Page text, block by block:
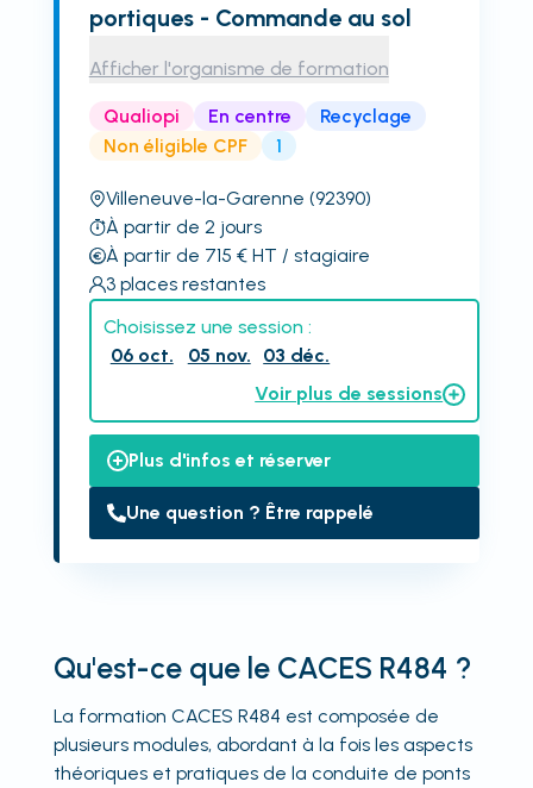
portiques - Commande au sol
Afficher l'organisme de formation
Qualiopi En centre
Recyclage
Non éligible CPF
1
Villeneuve-la-Garenne (92390)
À partir de 2 jours
À partir de 715 € HT / stagiaire
3 places restantes
Choisissez une session :
06 oct.
05 nov.
03 déc.
Voir plus de sessions
Plus d'infos et réserver
Une question ? Être rappelé
Qu'est-ce que le CACES R484 ?
La formation CACES R484 est composée de
plusieurs modules, abordant à la fois les aspects
théoriques et pratiques de la conduite de ponts